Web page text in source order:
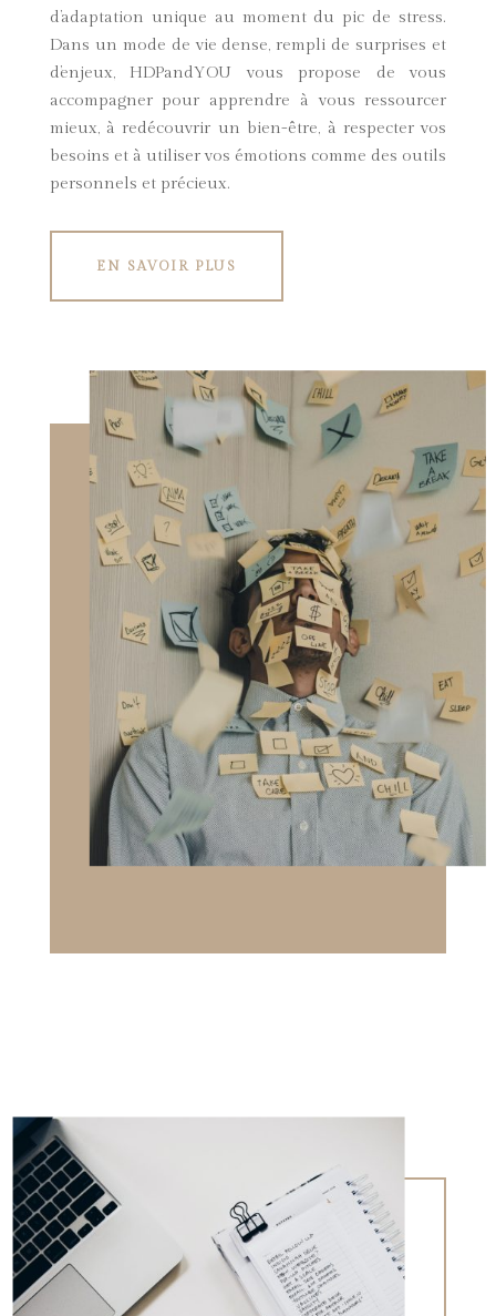
d’adaptation unique au moment du pic de stress.
Dans un mode de vie dense, rempli de surprises et
d’enjeux, HDPandYOU vous propose de vous
accompagner pour apprendre à vous ressourcer
mieux, à redécouvrir un bien-être, à respecter vos
besoins et à utiliser vos émotions comme des outils
personnels et précieux.
EN SAVOIR PLUS